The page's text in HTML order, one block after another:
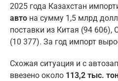
2025 года Казахстан
авто на сумму 1,5 млрд
поставки из Китая (94
(10 377). За год импорт
Схожая ситуация и с
ввезено около 113,2 тыс.